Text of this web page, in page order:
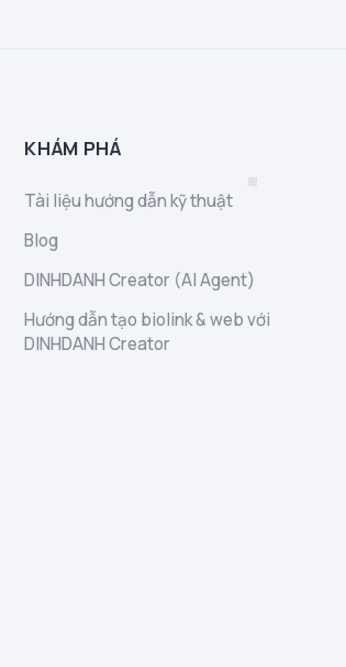
KHÁM PHÁ
Tài liệu hướng dẫn kỹ thuật
Blog
DINHDANH Creator (AI Agent)
Hướng dẫn tạo biolink & web với
DINHDANH Creator